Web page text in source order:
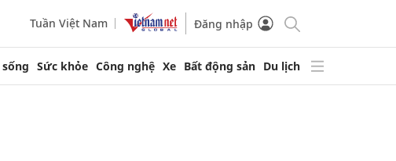
Tuần Việt Nam Đăng nhập
Sức khỏe Công nghệ Xe Bất động sản Du lịch